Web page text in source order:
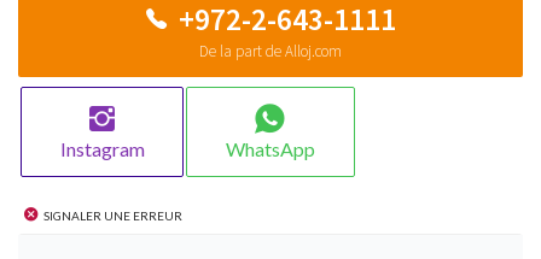
+972-2-643-1111
De la part de Alloj.com
Instagram WhatsApp
Signaler une erreur